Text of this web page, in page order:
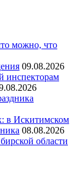
можно, что
09.08.2026
инспекторам
в Искитимском
08.08.2026
области